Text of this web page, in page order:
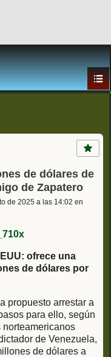
de dólares de
de Zapatero
de 2025 a las 14:02 en
ofrece una
de dólares por
propuesto arrestar a
para ello, según
de Venezuela,
de dólares a